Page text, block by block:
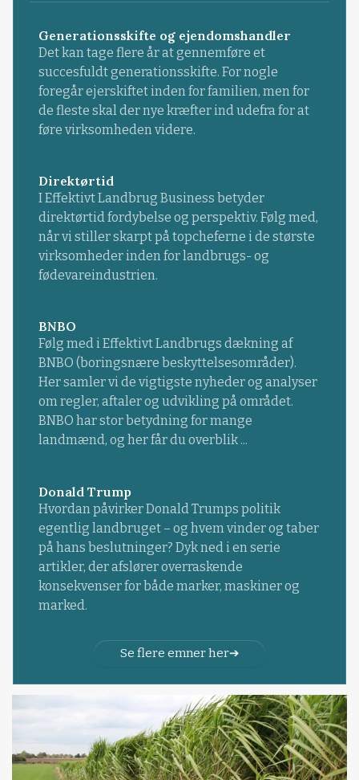
Generationsskifte og ejendomshandler
Det kan tage flere år at gennemføre et
succesfuldt generationsskifte. For nogle
foregår ejerskiftet inden for familien, men for
de fleste skal der nye kræfter ind udefra for at
føre virksomheden videre.
Direktørtid
I Effektivt Landbrug Business betyder
direktørtid fordybelse og perspektiv. Følg med,
når vi stiller skarpt på topcheferne i de største
virksomheder inden for landbrugs- og
fødevareindustrien.
BNBO
Følg med i Effektivt Landbrugs dækning af
BNBO (boringsnære beskyttelsesområder).
Her samler vi de vigtigste nyheder og analyser
om regler, aftaler og udvikling på området.
BNBO har stor betydning for mange
landmænd, og her får du overblik ...
Donald Trump
Hvordan påvirker Donald Trumps politik
egentlig landbruget – og hvem vinder og taber
på hans beslutninger? Dyk ned i en serie
artikler, der afslører overraskende
konsekvenser for både marker, maskiner og
marked.
Se flere emner her